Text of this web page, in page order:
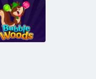
Onet Connect